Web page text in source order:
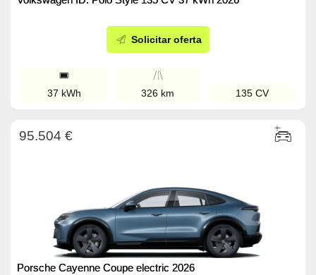
Solicitar oferta
37 kWh 326 km 135 CV
95.504 €
Porsche Cayenne Coupe electric 2026